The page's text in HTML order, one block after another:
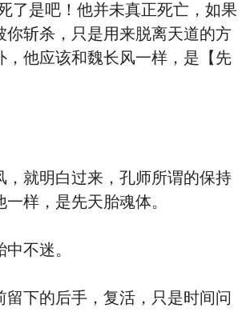
是吧！他并未真正死亡，如果
你斩杀，只是用来脱离天道的方
他应该和魏长风一样，是【先
就明白过来，孔师所谓的保持
样，是先天胎魂体。
不迷。
下的后手，复活，只是时间问